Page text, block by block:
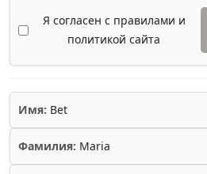
Я согласен с правилами и
политикой сайта
Имя: Bet
Фамилия: Maria